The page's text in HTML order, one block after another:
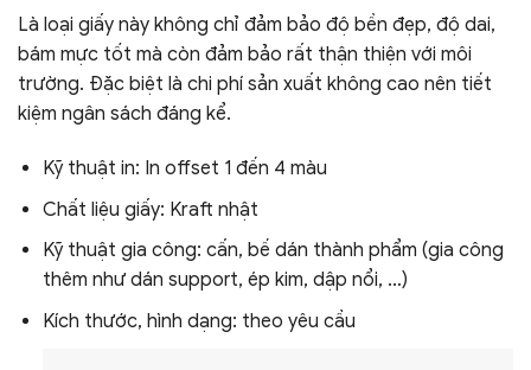
Là loại giấy này không chỉ đảm bảo độ bền đẹp, độ dai,
bám mực tốt mà còn đảm bảo rất thận thiện với môi
trường. Đặc biệt là chi phí sản xuất không cao nên tiết
kiệm ngân sách đáng kể.
Kỹ thuật in: In offset 1 đến 4 màu
Chất liệu giấy: Kraft nhật
Kỹ thuật gia công: cấn, bế dán thành phẩm (gia công
thêm như dán support, ép kim, dập nổi, …)
Kích thước, hình dạng: theo yêu cầu